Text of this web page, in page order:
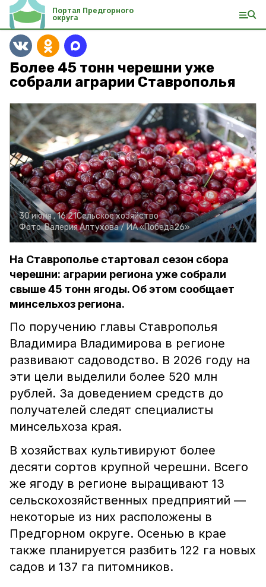
Портал Предгорного
округа
Более 45 тонн черешни уже
собрали аграрии Ставрополья
30 июня , 16:21Сельское хозяйство
Фото:Валерия Алтухова /ИА «Победа26»
На Ставрополье стартовал сезон сбора
черешни: аграрии региона уже собрали
свыше 45 тонн ягоды. Об этом сообщает
минсельхоз региона.
По поручению главы Ставрополья
Владимира Владимирова в регионе
развивают садоводство. В 2026 году на
эти цели выделили более 520 млн
рублей. За доведением средств до
получателей следят специалисты
минсельхоза края.
В хозяйствах культивируют более
десяти сортов крупной черешни. Всего
же ягоду в регионе выращивают 13
сельскохозяйственных предприятий —
некоторые из них расположены в
Предгорном округе. Осенью в крае
также планируется разбить 122 га новых
садов и 137 га питомников.